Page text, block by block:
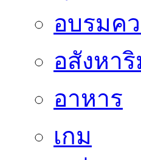
อบรมค
อสังหา
อาหาร
เกม